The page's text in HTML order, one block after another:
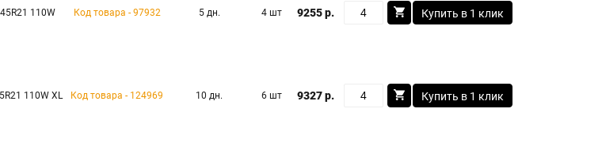
110W Код товара - 97932 5 дн. 4 шт 9255 р. Купить в 1 клик
110W XL Код товара - 124969 10 дн. 6 шт 9327 р. Купить в 1 клик